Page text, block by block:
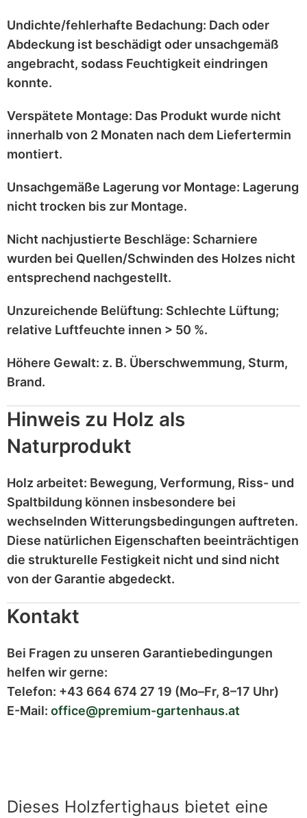
Undichte/fehlerhafte Bedachung: Dach oder
Abdeckung ist beschädigt oder unsachgemäß
angebracht, sodass Feuchtigkeit eindringen
konnte.
Verspätete Montage: Das Produkt wurde nicht
innerhalb von 2 Monaten nach dem Liefertermin
montiert.
Unsachgemäße Lagerung vor Montage: Lagerung
nicht trocken bis zur Montage.
Nicht nachjustierte Beschläge: Scharniere
wurden bei Quellen/Schwinden des Holzes nicht
entsprechend nachgestellt.
Unzureichende Belüftung: Schlechte Lüftung;
relative Luftfeuchte innen > 50 %.
Höhere Gewalt: z. B. Überschwemmung, Sturm,
Brand.
Hinweis zu Holz als
Naturprodukt
Holz arbeitet: Bewegung, Verformung, Riss- und
Spaltbildung können insbesondere bei
wechselnden Witterungsbedingungen auftreten.
Diese natürlichen Eigenschaften beeinträchtigen
die strukturelle Festigkeit nicht und sind nicht
von der Garantie abgedeckt.
Kontakt
Bei Fragen zu unseren Garantiebedingungen
helfen wir gerne:
Telefon: +43 664 674 27 19 (Mo–Fr, 8–17 Uhr)
E-Mail: office@premium-gartenhaus.at
Dieses Holzfertighaus bietet eine